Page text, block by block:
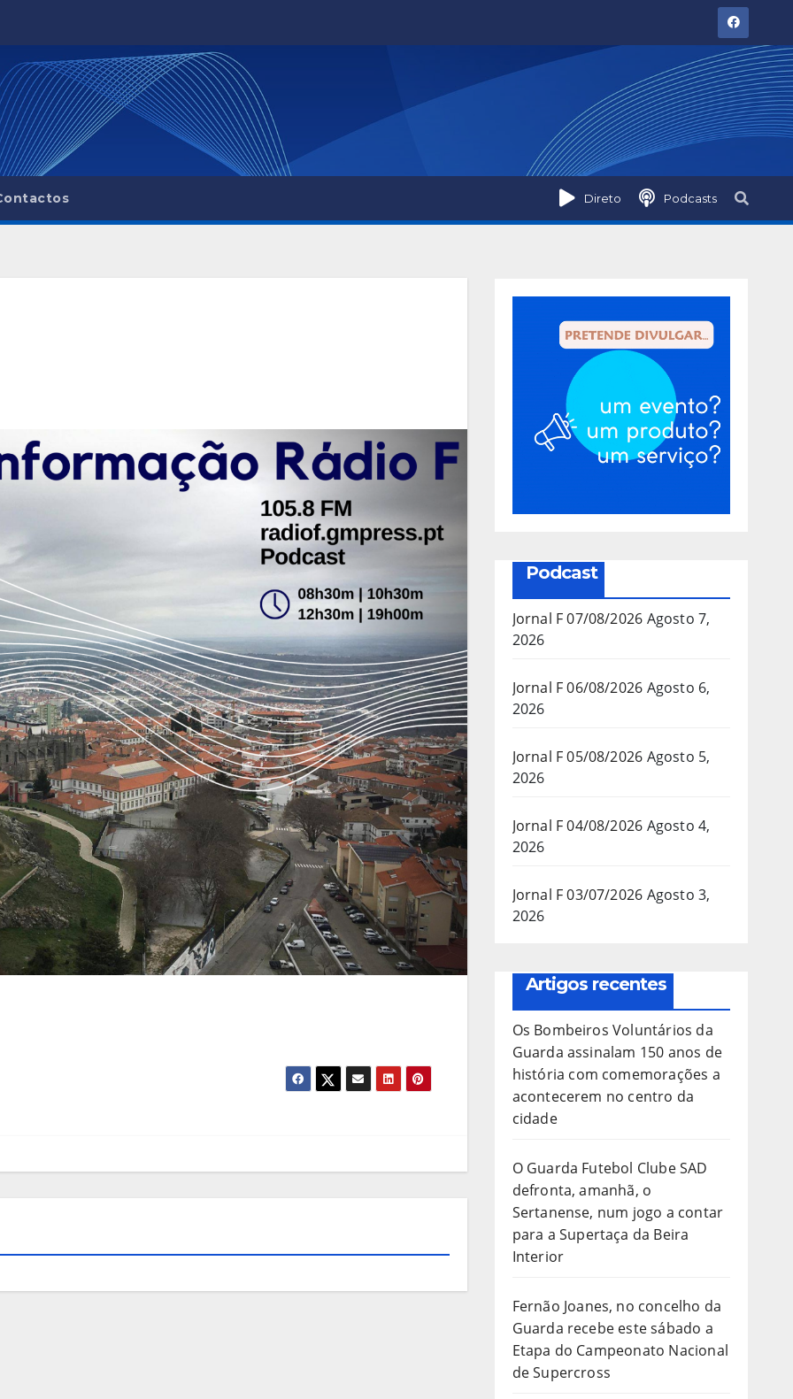
Direto Podcasts
Podcast
Jornal F 07/08/2026 Agosto 7,
2026
Jornal F 06/08/2026 Agosto 6,
2026
Jornal F 05/08/2026 Agosto 5,
2026
Jornal F 04/08/2026 Agosto 4,
2026
Jornal F 03/07/2026 Agosto 3,
2026
Artigos recentes
Os Bombeiros Voluntários da
Guarda assinalam 150 anos de
história com comemorações a
acontecerem no centro da
cidade
O Guarda Futebol Clube SAD
defronta, amanhã, o
Sertanense, num jogo a contar
para a Supertaça da Beira
Interior
Fernão Joanes, no concelho da
Guarda recebe este sábado a
Etapa do Campeonato Nacional
de Supercross